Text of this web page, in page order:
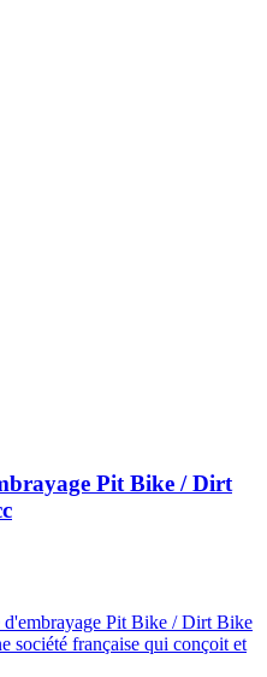
Pit Bike / Dirt
d'embrayage Pit Bike / Dirt Bike
société française qui conçoit et